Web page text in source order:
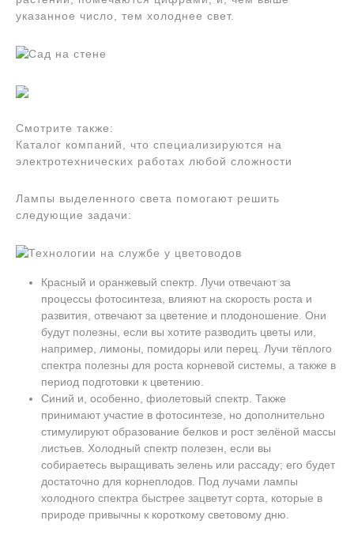
указанное число, тем холоднее свет.
Смотрите также:
Каталог компаний, что специализируются на
электротехнических работах любой сложности
Лампы выделенного света помогают решить
следующие задачи:
Красный и оранжевый спектр. Лучи отвечают за
процессы фотосинтеза, влияют на скорость роста и
развития, отвечают за цветение и плодоношение. Они
будут полезны, если вы хотите разводить цветы или,
например, лимоны, помидоры или перец. Лучи тёплого
спектра полезны для роста корневой системы, а также в
период подготовки к цветению.
Синий и, особенно, фиолетовый спектр. Также
принимают участие в фотосинтезе, но дополнительно
стимулируют образование белков и рост зелёной массы
листьев. Холодный спектр полезен, если вы
собираетесь выращивать зелень или рассаду; его будет
достаточно для корнеплодов. Под лучами лампы
холодного спектра быстрее зацветут сорта, которые в
природе привычны к короткому световому дню.